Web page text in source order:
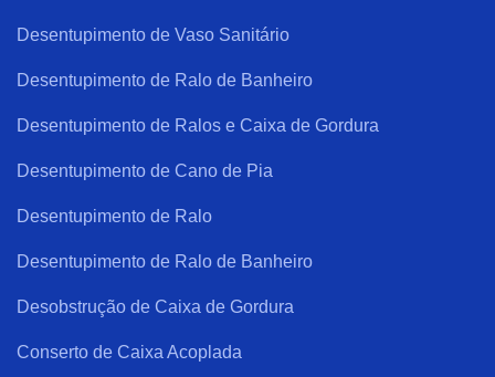
Desentupimento de Vaso Sanitário
Desentupimento de Ralo de Banheiro
Desentupimento de Ralos e Caixa de Gordura
Desentupimento de Cano de Pia
Desentupimento de Ralo
Desentupimento de Ralo de Banheiro
Desobstrução de Caixa de Gordura
Conserto de Caixa Acoplada